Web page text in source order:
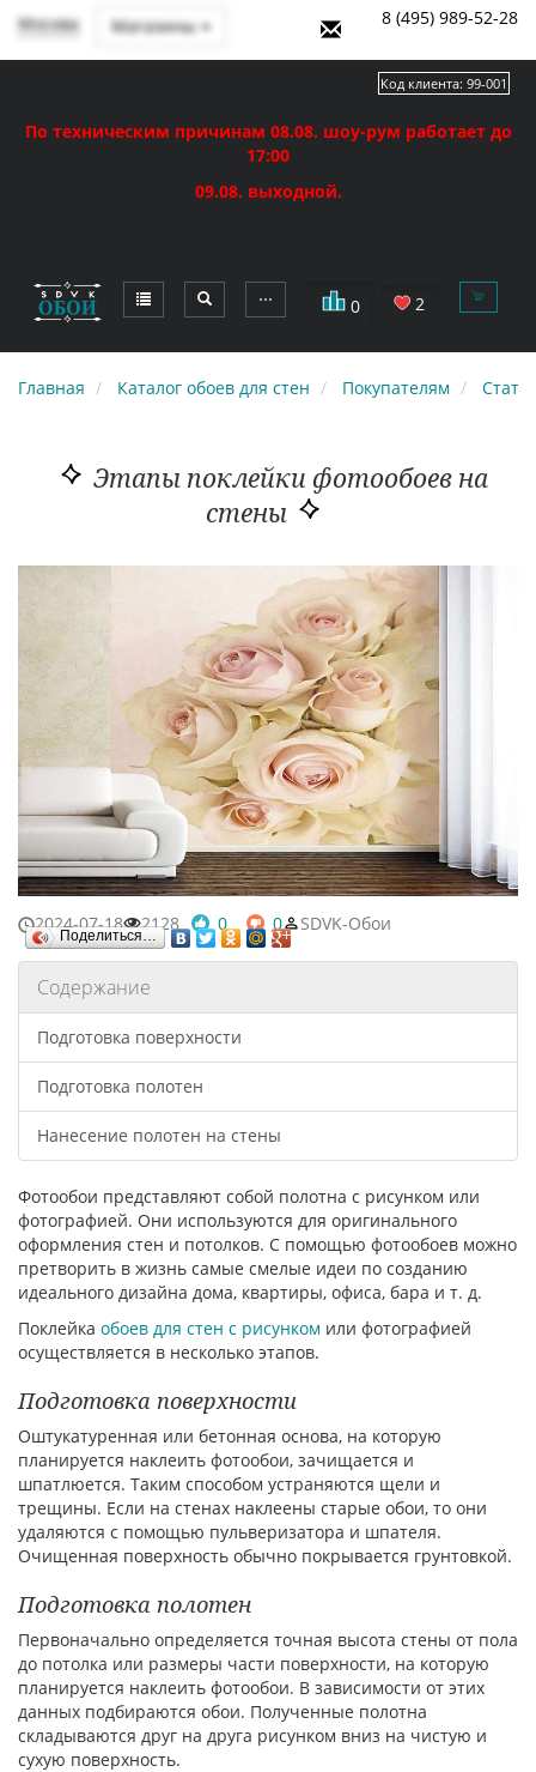
Москва Магазины 8 (495) 989-52-28
По техническим причинам 08.08. шоу-рум работает до
17:00
09.08. выходной.
⋯ 0 2
Код клиента: 99-001
Главная Каталог обоев для стен Покупателям
Этапы поклейки фотообоев на
стены
2024-07-18 2128 0 0 SDVK-Обои
Поделиться…
Фотообои представляют собой полотна с рисунком или
фотографией. Они используются для оригинального
оформления стен и потолков. С помощью фотообоев можно
претворить в жизнь самые смелые идеи по созданию
идеального дизайна дома, квартиры, офиса, бара и т. д.
Поклейка обоев для стен с рисунком или фотографией
осуществляется в несколько этапов.
Подготовка поверхности
Оштукатуренная или бетонная основа, на которую
планируется наклеить фотообои, зачищается и
шпатлюется. Таким способом устраняются щели и
трещины. Если на стенах наклеены старые обои, то они
удаляются с помощью пульверизатора и шпателя.
Очищенная поверхность обычно покрывается грунтовкой.
Подготовка полотен
Первоначально определяется точная высота стены от пола
до потолка или размеры части поверхности, на которую
планируется наклеить фотообои. В зависимости от этих
данных подбираются обои. Полученные полотна
складываются друг на друга рисунком вниз на чистую и
сухую поверхность.
Содержание
Подготовка поверхности
Подготовка полотен
Нанесение полотен на стены